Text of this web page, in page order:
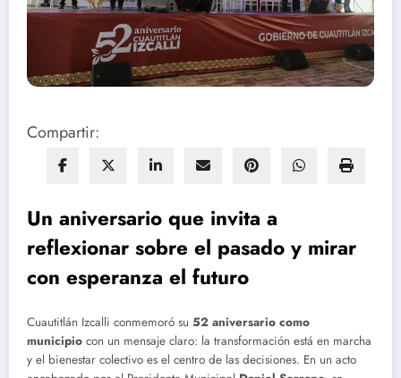
Compartir:
Un aniversario que invita a
reflexionar sobre el pasado y mirar
con esperanza el futuro
Cuautitlán Izcalli conmemoró su 52 aniversario como
municipio con un mensaje claro: la transformación está en marcha
y el bienestar colectivo es el centro de las decisiones. En un acto